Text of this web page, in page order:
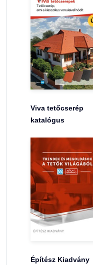
Viva tetőcserép
katalógus
Építész Kiadvány